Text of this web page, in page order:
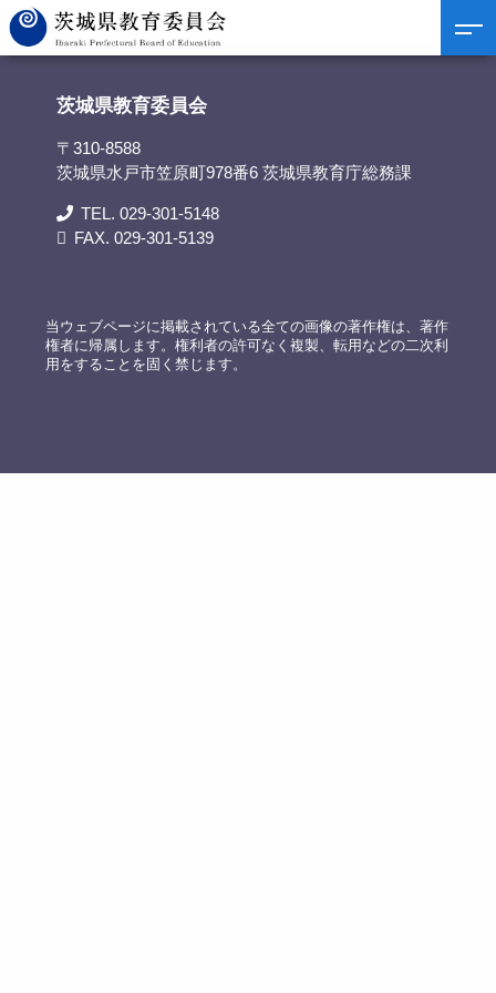
茨城県教育委員会>資料提供>地域巡回教育相談会を実施
茨城県教育委員会
〒310-8588
茨城県水戸市笠原町978番6 茨城県教育庁総務課
TEL. 029-301-5148
FAX. 029-301-5139
当ウェブページに掲載されている全ての画像の著作権は、著作
権者に帰属します。権利者の許可なく複製、転用などの二次利
用をすることを固く禁じます。